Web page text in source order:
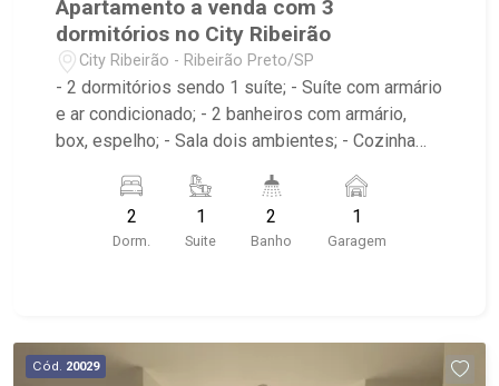
Apartamento a venda com 3
dormitórios no City Ribeirão
City Ribeirão - Ribeirão Preto/SP
- 2 dormitórios sendo 1 suíte; - Suíte com armário
e ar condicionado; - 2 banheiros com armário,
box, espelho; - Sala dois ambientes; - Cozinha
armário; - Condomínio com Quadra poliesportiva,
Playground, Piscinas adulto e infantil, Área
gourmet com churrasqueira, Salão de festas,
2
Dorm.
1
Suite
2
Banho
1
Garagem
Cód. 20029